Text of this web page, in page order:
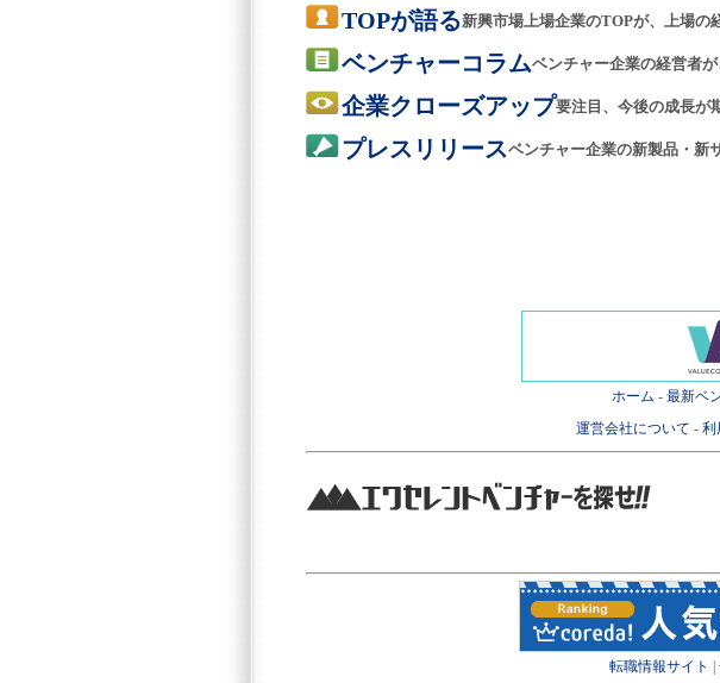
TOPが語る新興市場上場企業のTOPが、上場の
ベンチャーコラムベンチャー企業の経営者
企業クローズアップ要注目、今後の成長が
プレスリリースベンチャー企業の新製品・新
ホーム - 最新ベ
運営会社について - 利
転職情報サイト